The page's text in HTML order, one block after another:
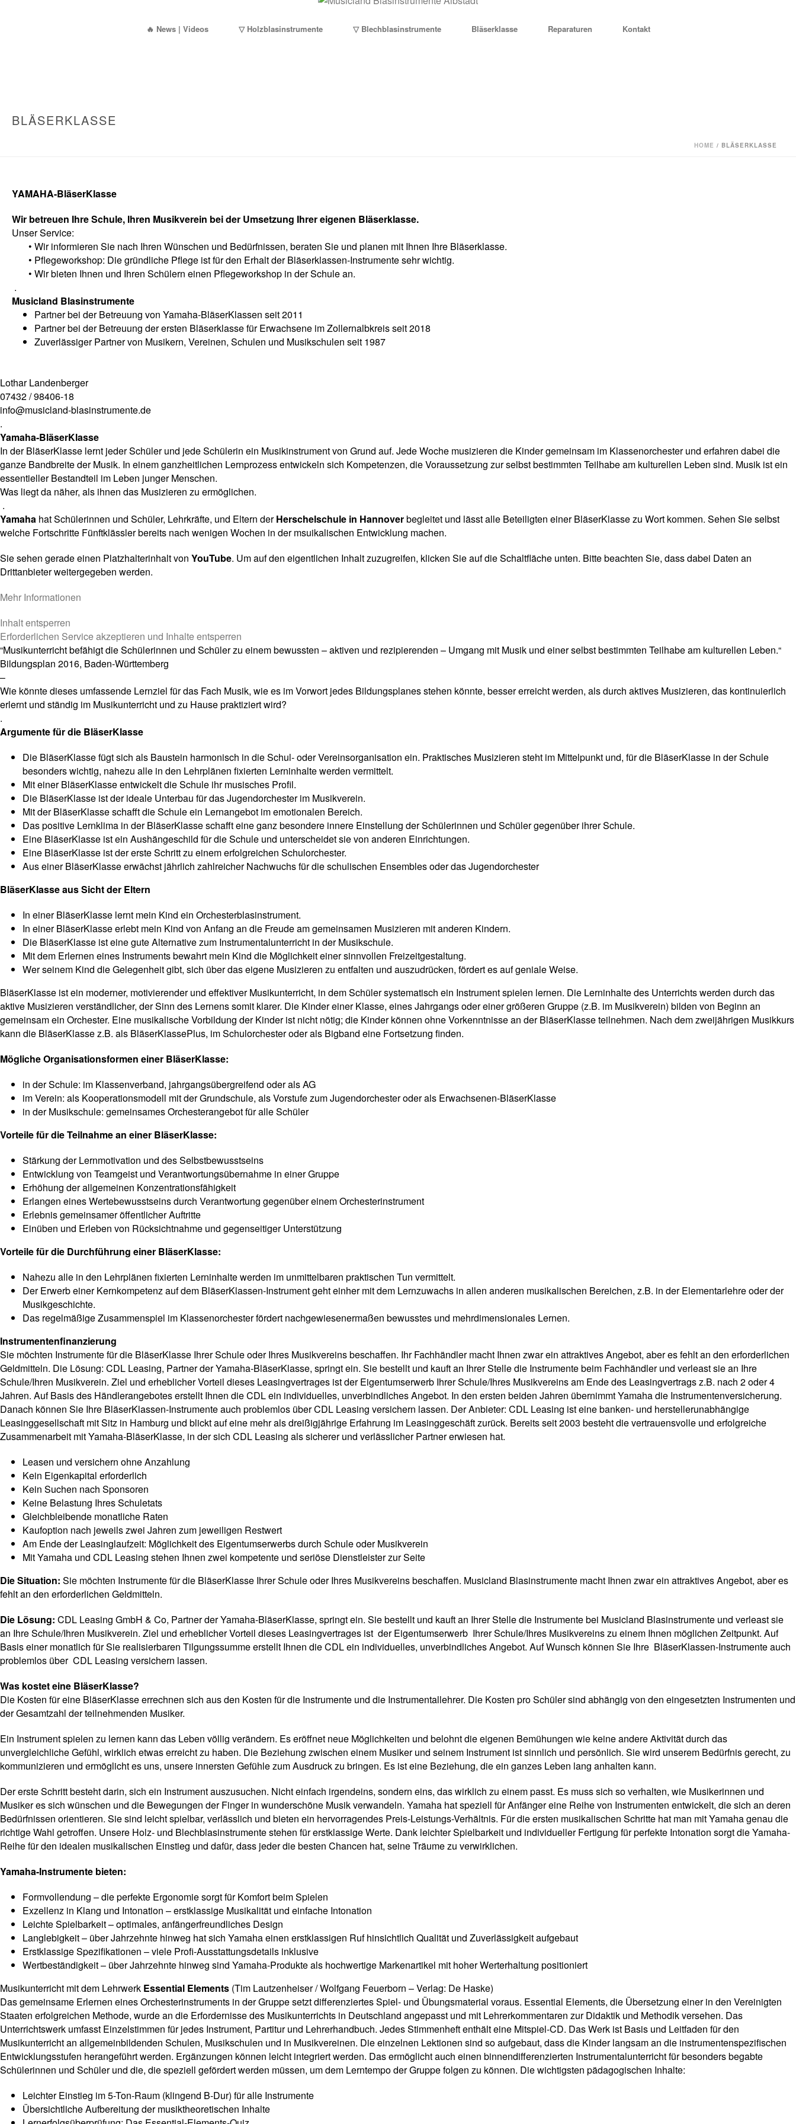
🔥 News | Videos ▽ Holzblasinstrumente ▽ Blechblasinstrumente Bläserklasse Reparaturen Kontakt
BLÄSERKLASSE
HOME / BLÄSERKLASSE
YAMAHA-BläserKlasse
Wir betreuen Ihre Schule, Ihren Musikverein bei der Umsetzung Ihrer eigenen Bläserklasse.
Unser Service:
• Wir informieren Sie nach Ihren Wünschen und Bedürfnissen, beraten Sie und planen mit Ihnen Ihre Bläserklasse.
• Pflegeworkshop: Die gründliche Pflege ist für den Erhalt der Bläserklassen-Instrumente sehr wichtig.
• Wir bieten Ihnen und Ihren Schülern einen Pflegeworkshop in der Schule an.
.
Musicland Blasinstrumente
Partner bei der Betreuung von Yamaha-BläserKlassen seit 2011
Partner bei der Betreuung der ersten Bläserklasse für Erwachsene im Zollernalbkreis seit 2018
Zuverlässiger Partner von Musikern, Vereinen, Schulen und Musikschulen seit 1987
Lothar Landenberger
07432 / 98406-18
info@musicland-blasinstrumente.de
.
Yamaha-BläserKlasse
In der BläserKlasse lernt jeder Schüler und jede Schülerin ein Musikinstrument von Grund auf. Jede Woche musizieren die Kinder gemeinsam im Klassenorchester und erfahren dabei die
ganze Bandbreite der Musik. In einem ganzheitlichen Lernprozess entwickeln sich Kompetenzen, die Voraussetzung zur selbst bestimmten Teilhabe am kulturellen Leben sind. Musik ist ein
essentieller Bestandteil im Leben junger Menschen.
Was liegt da näher, als ihnen das Musizieren zu ermöglichen.
.
Yamaha hat Schülerinnen und Schüler, Lehrkräfte, und Eltern derHerschelschule in Hannoverbegleitet und lässt alle Beteiligten einer BläserKlasse zu Wort kommen. Sehen Sie selbst
welche Fortschritte Fünftklässler bereits nach wenigen Wochen in der msuikalischen Entwicklung machen.
Sie sehen gerade einen Platzhalterinhalt von YouTube. Um auf den eigentlichen Inhalt zuzugreifen, klicken Sie auf die Schaltfläche unten. Bitte beachten Sie, dass dabei Daten an
Drittanbieter weitergegeben werden.
Mehr Informationen
Inhalt entsperren
Erforderlichen Service akzeptieren und Inhalte entsperren
“Musikunterricht befähigt die Schülerinnen und Schüler zu einem bewussten – aktiven und rezipierenden – Umgang mit Musik und einer selbst bestimmten Teilhabe am kulturellen Leben.“
Bildungsplan 2016, Baden-Württemberg
–
Wie könnte dieses umfassende Lernziel für das Fach Musik, wie es im Vorwort jedes Bildungsplanes stehen könnte, besser erreicht werden, als durch aktives Musizieren, das kontinuierlich
erlernt und ständig im Musikunterricht und zu Hause praktiziert wird?
.
Argumente für die BläserKlasse
Die BläserKlasse fügt sich als Baustein harmonisch in die Schul- oder Vereinsorganisation ein. Praktisches Musizieren steht im Mittelpunkt und, für die BläserKlasse in der Schule
besonders wichtig, nahezu alle in den Lehrplänen fixierten Lerninhalte werden vermittelt.
Mit einer BläserKlasse entwickelt die Schule ihr musisches Profil.
Die BläserKlasse ist der ideale Unterbau für das Jugendorchester im Musikverein.
Mit der BläserKlasse schafft die Schule ein Lernangebot im emotionalen Bereich.
Das positive Lernklima in der BläserKlasse schafft eine ganz besondere innere Einstellung der Schülerinnen und Schüler gegenüber ihrer Schule.
Eine BläserKlasse ist ein Aushängeschild für die Schule und unterscheidet sie von anderen Einrichtungen.
Eine BläserKlasse ist der erste Schritt zu einem erfolgreichen Schulorchester.
Aus einer BläserKlasse erwächst jährlich zahlreicher Nachwuchs für die schulischen Ensembles oder das Jugendorchester
BläserKlasse aus Sicht der Eltern
In einer BläserKlasse lernt mein Kind ein Orchesterblasinstrument.
In einer BläserKlasse erlebt mein Kind von Anfang an die Freude am gemeinsamen Musizieren mit anderen Kindern.
Die BläserKlasse ist eine gute Alternative zum Instrumentalunterricht in der Musikschule.
Mit dem Erlernen eines Instruments bewahrt mein Kind die Möglichkeit einer sinnvollen Freizeitgestaltung.
Wer seinem Kind die Gelegenheit gibt, sich über das eigene Musizieren zu entfalten und auszudrücken, fördert es auf geniale Weise.
BläserKlasse ist ein moderner, motivierender und effektiver Musikunterricht, in dem Schüler systematisch ein Instrument spielen lernen. Die Lerninhalte des Unterrichts werden durch das
aktive Musizieren verständlicher, der Sinn des Lernens somit klarer. Die Kinder einer Klasse, eines Jahrgangs oder einer größeren Gruppe (z.B. im Musikverein) bilden von Beginn an
gemeinsam ein Orchester. Eine musikalische Vorbildung der Kinder ist nicht nötig; die Kinder können ohne Vorkenntnisse an der BläserKlasse teilnehmen. Nach dem zweijährigen Musikkurs
kann die BläserKlasse z.B. als BläserKlassePlus, im Schulorchester oder als Bigband eine Fortsetzung finden.
Mögliche Organisationsformen einer BläserKlasse:
in der Schule: im Klassenverband, jahrgangsübergreifend oder als AG
im Verein: als Kooperationsmodell mit der Grundschule, als Vorstufe zum Jugendorchester oder als Erwachsenen-BläserKlasse
in der Musikschule: gemeinsames Orchesterangebot für alle Schüler
Vorteile für die Teilnahme an einer BläserKlasse:
Stärkung der Lernmotivation und des Selbstbewusstseins
Entwicklung von Teamgeist und Verantwortungsübernahme in einer Gruppe
Erhöhung der allgemeinen Konzentrationsfähigkeit
Erlangen eines Wertebewusstseins durch Verantwortung gegenüber einem Orchesterinstrument
Erlebnis gemeinsamer öffentlicher Auftritte
Einüben und Erleben von Rücksichtnahme und gegenseitiger Unterstützung
Vorteile für die Durchführung einer BläserKlasse:
Nahezu alle in den Lehrplänen fixierten Lerninhalte werden im unmittelbaren praktischen Tun vermittelt.
Der Erwerb einer Kernkompetenz auf dem BläserKlassen-Instrument geht einher mit dem Lernzuwachs in allen anderen musikalischen Bereichen, z.B. in der Elementarlehre oder der
Musikgeschichte.
Das regelmäßige Zusammenspiel im Klassenorchester fördert nachgewiesenermaßen bewusstes und mehrdimensionales Lernen.
Instrumentenfinanzierung
Sie möchten Instrumente für die BläserKlasse Ihrer Schule oder Ihres Musikvereins beschaffen. Ihr Fachhändler macht Ihnen zwar ein attraktives Angebot, aber es fehlt an den erforderlichen
Geldmitteln. Die Lösung: CDL Leasing, Partner der Yamaha-BläserKlasse, springt ein. Sie bestellt und kauft an Ihrer Stelle die Instrumente beim Fachhändler und verleast sie an Ihre
Schule/Ihren Musikverein. Ziel und erheblicher Vorteil dieses Leasingvertrages ist der Eigentumserwerb Ihrer Schule/Ihres Musikvereins am Ende des Leasingvertrags z.B. nach 2 oder 4
Jahren. Auf Basis des Händlerangebotes erstellt Ihnen die CDL ein individuelles, unverbindliches Angebot. In den ersten beiden Jahren übernimmt Yamaha die Instrumentenversicherung.
Danach können Sie Ihre BläserKlassen-Instrumente auch problemlos über CDL Leasing versichern lassen. Der Anbieter: CDL Leasing ist eine banken- und herstellerunabhängige
Leasinggesellschaft mit Sitz in Hamburg und blickt auf eine mehr als dreißigjährige Erfahrung im Leasinggeschäft zurück. Bereits seit 2003 besteht die vertrauensvolle und erfolgreiche
Zusammenarbeit mit Yamaha-BläserKlasse, in der sich CDL Leasing als sicherer und verlässlicher Partner erwiesen hat.
Leasen und versichern ohne Anzahlung
Kein Eigenkapital erforderlich
Kein Suchen nach Sponsoren
Keine Belastung Ihres Schuletats
Gleichbleibende monatliche Raten
Kaufoption nach jeweils zwei Jahren zum jeweiligen Restwert
Am Ende der Leasinglaufzeit: Möglichkeit des Eigentumserwerbs durch Schule oder Musikverein
Mit Yamaha und CDL Leasing stehen Ihnen zwei kompetente und seriöse Dienstleister zur Seite
Die Situation: Sie möchten Instrumente für die BläserKlasse Ihrer Schule oder Ihres Musikvereins beschaffen. Musicland Blasinstrumente macht Ihnen zwar ein attraktives Angebot, aber es
fehlt an den erforderlichen Geldmitteln.
Die Lösung: CDL Leasing GmbH & Co, Partner der Yamaha-BläserKlasse, springt ein. Sie bestellt und kauft an Ihrer Stelle die Instrumente bei Musicland Blasinstrumente und verleast sie
an Ihre Schule/Ihren Musikverein. Ziel und erheblicher Vorteil dieses Leasingvertrages ist der Eigentumserwerb Ihrer Schule/Ihres Musikvereins zu einem Ihnen möglichen Zeitpunkt. Auf
Basis einer monatlich für Sie realisierbaren Tilgungssumme erstellt Ihnen die CDL ein individuelles, unverbindliches Angebot. Auf Wunsch können Sie Ihre BläserKlassen-Instrumente auch
problemlos über CDL Leasing versichern lassen.
Was kostet eine BläserKlasse?
Die Kosten für eine BläserKlasse errechnen sich aus den Kosten für die Instrumente und die Instrumentallehrer. Die Kosten pro Schüler sind abhängig von den eingesetzten Instrumenten und
der Gesamtzahl der teilnehmenden Musiker.
Ein Instrument spielen zu lernen kann das Leben völlig verändern. Es eröffnet neue Möglichkeiten und belohnt die eigenen Bemühungen wie keine andere Aktivität durch das
unvergleichliche Gefühl, wirklich etwas erreicht zu haben. Die Beziehung zwischen einem Musiker und seinem Instrument ist sinnlich und persönlich. Sie wird unserem Bedürfnis gerecht, zu
kommunizieren und ermöglicht es uns, unsere innersten Gefühle zum Ausdruck zu bringen. Es ist eine Beziehung, die ein ganzes Leben lang anhalten kann.
Der erste Schritt besteht darin, sich ein Instrument auszusuchen. Nicht einfach irgendeins, sondern eins, das wirklich zu einem passt. Es muss sich so verhalten, wie Musikerinnen und
Musiker es sich wünschen und die Bewegungen der Finger in wunderschöne Musik verwandeln. Yamaha hat speziell für Anfänger eine Reihe von Instrumenten entwickelt, die sich an deren
Bedürfnissen orientieren. Sie sind leicht spielbar, verlässlich und bieten ein hervorragendes Preis-Leistungs-Verhältnis. Für die ersten musikalischen Schritte hat man mit Yamaha genau die
richtige Wahl getroffen. Unsere Holz- und Blechblasinstrumente stehen für erstklassige Werte. Dank leichter Spielbarkeit und individueller Fertigung für perfekte Intonation sorgt die Yamaha-
Reihe für den idealen musikalischen Einstieg und dafür, dass jeder die besten Chancen hat, seine Träume zu verwirklichen.
Yamaha-Instrumente bieten:
Formvollendung – die perfekte Ergonomie sorgt für Komfort beim Spielen
Exzellenz in Klang und Intonation – erstklassige Musikalität und einfache Intonation
Leichte Spielbarkeit – optimales, anfängerfreundliches Design
Langlebigkeit – über Jahrzehnte hinweg hat sich Yamaha einen erstklassigen Ruf hinsichtlich Qualität und Zuverlässigkeit aufgebaut
Erstklassige Spezifikationen – viele Profi-Ausstattungsdetails inklusive
Wertbeständigkeit – über Jahrzehnte hinweg sind Yamaha-Produkte als hochwertige Markenartikel mit hoher Werterhaltung positioniert
Musikunterricht mit dem Lehrwerk Essential Elements (Tim Lautzenheiser / Wolfgang Feuerborn – Verlag: De Haske)
Das gemeinsame Erlernen eines Orchesterinstruments in der Gruppe setzt differenziertes Spiel- und Übungsmaterial voraus. Essential Elements, die Übersetzung einer in den Vereinigten
Staaten erfolgreichen Methode, wurde an die Erfordernisse des Musikunterrichts in Deutschland angepasst und mit Lehrerkommentaren zur Didaktik und Methodik versehen. Das
Unterrichtswerk umfasst Einzelstimmen für jedes Instrument, Partitur und Lehrerhandbuch. Jedes Stimmenheft enthält eine Mitspiel-CD. Das Werk ist Basis und Leitfaden für den
Musikunterricht an allgemeinbildenden Schulen, Musikschulen und in Musikvereinen. Die einzelnen Lektionen sind so aufgebaut, dass die Kinder langsam an die instrumentenspezifischen
Entwicklungsstufen herangeführt werden. Ergänzungen können leicht integriert werden. Das ermöglicht auch einen binnendifferenzierten Instrumentalunterricht für besonders begabte
Schülerinnen und Schüler und die, die speziell gefördert werden müssen, um dem Lerntempo der Gruppe folgen zu können. Die wichtigsten pädagogischen Inhalte:
Leichter Einstieg im 5-Ton-Raum (klingend B-Dur) für alle Instrumente
Übersichtliche Aufbereitung der musiktheoretischen Inhalte